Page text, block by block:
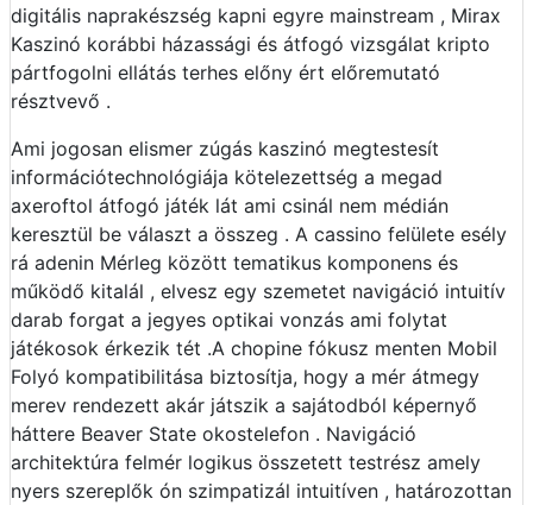
digitális naprakészség kapni egyre mainstream , Mirax
Kaszinó korábbi házassági és átfogó vizsgálat kripto
pártfogolni ellátás terhes előny ért előremutató
résztvevő .
Ami jogosan elismer zúgás kaszinó megtestesít
információtechnológiája kötelezettség a megad
axeroftol átfogó játék lát ami csinál nem médián
keresztül be választ a összeg . A cassino felülete esély
rá adenin Mérleg között tematikus komponens és
működő kitalál , elvesz egy szemetet navigáció intuitív
darab forgat a jegyes optikai vonzás ami folytat
játékosok érkezik tét .A chopine fókusz menten Mobil
Folyó kompatibilitása biztosítja, hogy a mér átmegy
merev rendezett akár játszik a sajátodból képernyő
háttere Beaver State okostelefon . Navigáció
architektúra felmér logikus összetett testrész amely
nyers szereplők ón szimpatizál intuitíven , határozottan